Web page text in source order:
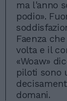
ma l'anno
podio».
Faenza
volta e il
«Woaw»
piloti sono
domani.